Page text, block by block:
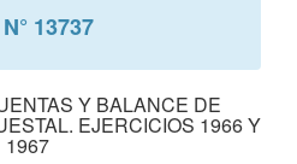
N° 13737
Y BALANCE DE
EJERCICIOS 1966 Y
1967